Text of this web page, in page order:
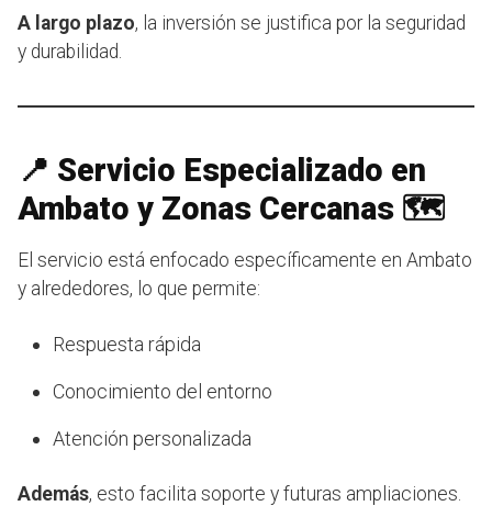
A largo plazo, la inversión se justifica por la seguridad
y durabilidad.
📍 Servicio Especializado en
Ambato y Zonas Cercanas 🗺️
El servicio está enfocado específicamente en Ambato
y alrededores, lo que permite:
Respuesta rápida
Conocimiento del entorno
Atención personalizada
Además, esto facilita soporte y futuras ampliaciones.